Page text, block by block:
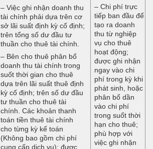
– Việc ghi nhận doanh thu
tài chính phải dựa trên cơ
sở lãi suất định kỳ cố định;
trên tổng số dư đầu tư
thuần cho thuê tài chính.
– Bên cho thuê phân bổ
doanh thu tài chính trong
suốt thời gian cho thuê
dựa trên lãi suất thuê định
kỳ cố định; trên số dư đầu
tư thuần cho thuê tài
chính. Các khoản thanh
toán tiền thuê tài chính
cho từng kỳ kế toán
(Không bao gồm chi phí
cung cấp dịch vụ); được
– Chi phí trực
tiếp ban đầu để
tạo ra doanh
thu từ nghiệp
vụ cho thuê
hoạt động;
được ghi nhận
ngay vào chi
phí trong kỳ khi
phát sinh, hoặc
phân bổ dần
vào chi phí
trong suốt thời
hạn cho thuê;
phù hợp với
việc ghi nhận